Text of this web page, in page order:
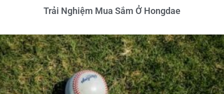
Trải Nghiệm Mua Sắm Ở Hongdae